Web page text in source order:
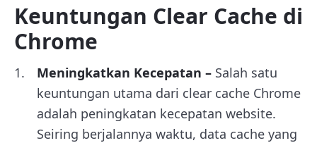
Keuntungan Clear Cache di
Chrome
Meningkatkan Kecepatan – Salah satu
keuntungan utama dari clear cache Chrome
adalah peningkatan kecepatan website.
Seiring berjalannya waktu, data cache yang